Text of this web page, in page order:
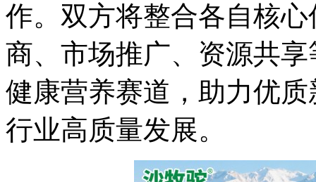
作。双方将整合各自核
商、市场推广、资源共
健康营养赛道，助力优
行业高质量发展。